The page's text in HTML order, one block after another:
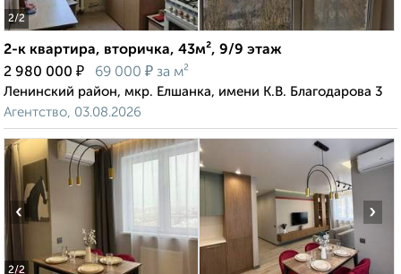
2/2
2-к квартира, вторичка, 43м², 9/9 этаж
2 980 000 ₽ 69 000 ₽ за м²
Ленинский район, мкр. Елшанка, имени К.В. Благодарова 3
Агентство, 03.08.2026
2/2
‹ ›